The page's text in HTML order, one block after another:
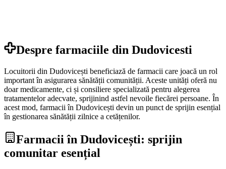
Despre farmaciile din Dudovicesti
Locuitorii din Dudovicești beneficiază de farmacii care joacă un rol
important în asigurarea sănătății comunității. Aceste unități oferă nu
doar medicamente, ci și consiliere specializată pentru alegerea
tratamentelor adecvate, sprijinind astfel nevoile fiecărei persoane. În
acest mod, farmacii în Dudovicești devin un punct de sprijin esențial
în gestionarea sănătății zilnice a cetățenilor.
Farmacii în Dudovicești: sprijin
comunitar esențial